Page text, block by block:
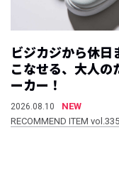
ビジカジから休日
こなせる、大人の
ーカー！
2026.08.10
NEW
RECOMMEND ITEM vol.335